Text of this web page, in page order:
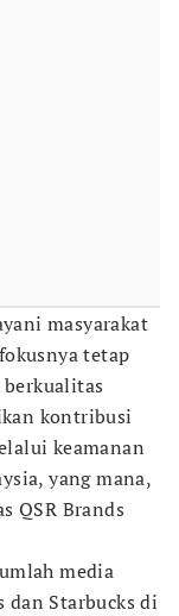
masyarakat
tetap
kontribusi
keamanan
yang mana,
QSR Brands
media
Starbucks di